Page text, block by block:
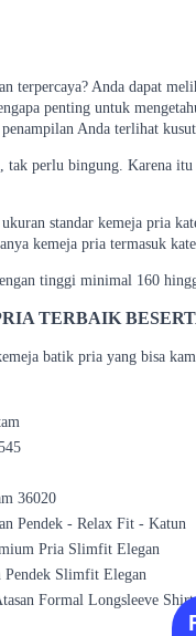
terpercaya? Anda dapat
penting untuk
Anda terlihat
perlu bingung. Karena
standar kemeja pria
kemeja pria termasuk
tinggi minimal 160
TERBAIK
batik pria yang bisa
36020
Pendek - Relax Fit - Katun
Pria Slimfit Elegan
Slimfit Elegan
Formal Longsleeve